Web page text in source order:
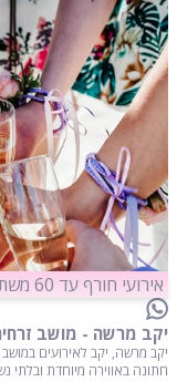
אירועי חורף עד 60 משתתפים, אירועי קיץ עד 140
יקב מרשה - מושב
יקב מרשה, יקב לאירועים
חתונה באווירה מיוחדת ובלתי